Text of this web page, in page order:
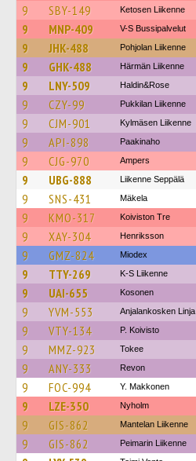
9 SBY-149 Ketosen Liikenne
9 MNP-409 V-S Bussipalvelut
9 JHK-488 Pohjolan Liikenne
9 GHK-488 Härmän Liikenne
9 LNY-509 Haldin&Rose
9 CZY-99 Pukkilan Liikenne
9 CJM-901 Kylmäsen Liikenne
9 API-898 Paakinaho
9 CJG-970 Ampers
9 UBG-888 Liikenne Seppälä
9 SNS-431 Mäkela
9 KMO-317 Koiviston Tre
9 XAY-304 Henriksson
9 GMZ-824 Miodex
9 TTY-269 K-S Liikenne
9 UAI-655 Kosonen
9 YVM-553 Anjalankosken Linja
9 VTY-134 P. Koivisto
9 MMZ-923 Tokee
9 ANY-333 Revon
9 FOC-994 Y. Makkonen
9 LZE-350 Nyholm
9 GIS-862 Mantelan Liikenne
9 GIS-862 Peimarin Liikenne